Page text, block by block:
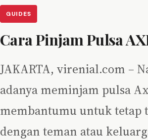
GUIDES
Cara Pinjam Pulsa
JAKARTA, virenial.com –
adanya meminjam pulsa
membantumu untuk tetap
dengan teman atau